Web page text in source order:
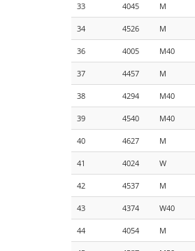
33 4045 M
34 4526 M
36 4005 M40
37 4457 M
38 4294 M40
39 4540 M40
40 4627 M
41 4024 W
42 4537 M
43 4374 W40
44 4054 M